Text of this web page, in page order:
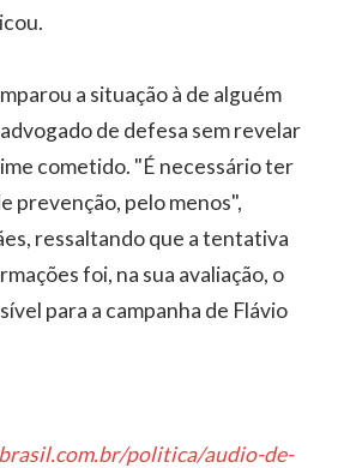
a situação à de alguém
de defesa sem revelar
cometido. "É necessário ter
prevenção, pelo menos",
ressaltando que a tentativa
foi, na sua avaliação, o
para a campanha de Flávio
politica/audio-de-